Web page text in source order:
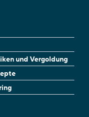
und Vergoldung